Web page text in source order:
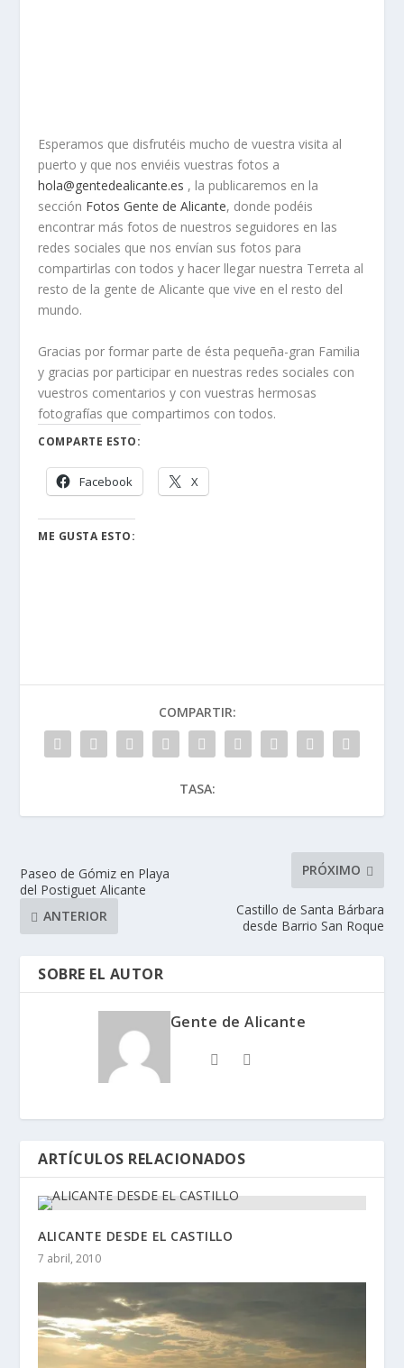
Esperamos que disfrutéis mucho de vuestra visita al
puerto y que nos enviéis vuestras fotos a
hola@gentedealicante.es , la publicaremos en la
sección Fotos Gente de Alicante, donde podéis
encontrar más fotos de nuestros seguidores en las
redes sociales que nos envían sus fotos para
compartirlas con todos y hacer llegar nuestra Terreta al
resto de la gente de Alicante que vive en el resto del
mundo.
Gracias por formar parte de ésta pequeña-gran Familia
y gracias por participar en nuestras redes sociales con
vuestros comentarios y con vuestras hermosas
fotografías que compartimos con todos.
COMPARTE ESTO:
Facebook X
ME GUSTA ESTO:
COMPARTIR:
TASA:
Paseo de Gómiz en Playa
del Postiguet Alicante
ANTERIOR
PRÓXIMO
Castillo de Santa Bárbara
desde Barrio San Roque
SOBRE EL AUTOR
Gente de Alicante
ARTÍCULOS RELACIONADOS
ALICANTE DESDE EL CASTILLO
7 abril, 2010